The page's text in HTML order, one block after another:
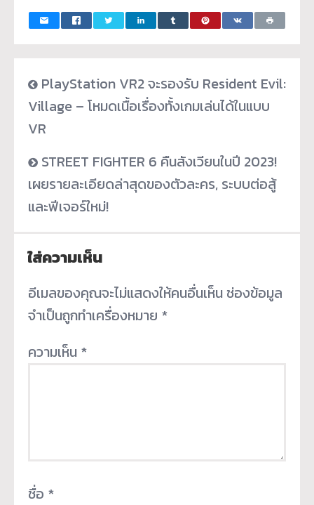
PlayStation VR2 จะรองรับ Resident Evil:
Village – โหมดเนื้อเรื่องทั้งเกมเล่นได้ในแบบ
VR
STREET FIGHTER 6 คืนสังเวียนในปี 2023!
เผยรายละเอียดล่าสุดของตัวละคร, ระบบต่อสู้
และฟีเจอร์ใหม่!
ใส่ความเห็น
อีเมลของคุณจะไม่แสดงให้คนอื่นเห็น ช่องข้อมูล
จำเป็นถูกทำเครื่องหมาย *
ความเห็น *
ชื่อ *